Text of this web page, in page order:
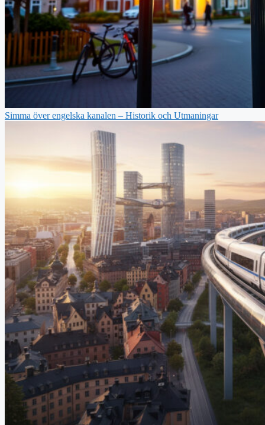
Simma över engelska kanalen – Historik och Utmaningar